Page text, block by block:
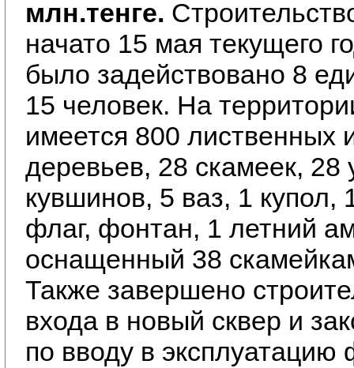
млн.тенге.
начато 15 мая текущего
было задействовано 8
15 человек. На
имеется 800 лиственных
деревьев, 28 скамеек, 28
кувшинов, 5 ваз, 1 купол,
флаг, фонтан, 1 летний
оснащенный 38
Также завершено
входа в новый сквер и
по вводу в эксплуатацию